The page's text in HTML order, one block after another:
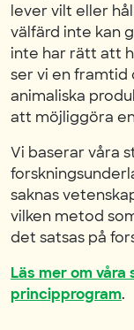
lever vilt eller
välfärd inte kan
inte har rätt att
ser vi en framtid
animaliska
att möjliggöra
Vi baserar våra
saknas
vilken metod
det satsas på
Läs mer om
principprogram.